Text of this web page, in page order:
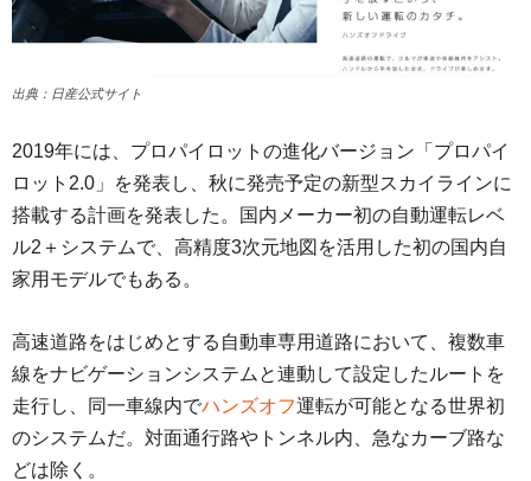
出典：日産公式サイト
2019年には、プロパイロットの進化バージョン「プロパイ
ロット2.0」を発表し、秋に発売予定の新型スカイラインに
搭載する計画を発表した。国内メーカー初の自動運転レベ
ル2＋システムで、高精度3次元地図を活用した初の国内自
家用モデルでもある。
高速道路をはじめとする自動車専用道路において、複数車
線をナビゲーションシステムと連動して設定したルートを
走行し、同一車線内でハンズオフ運転が可能となる世界初
のシステムだ。対面通行路やトンネル内、急なカーブ路な
どは除く。